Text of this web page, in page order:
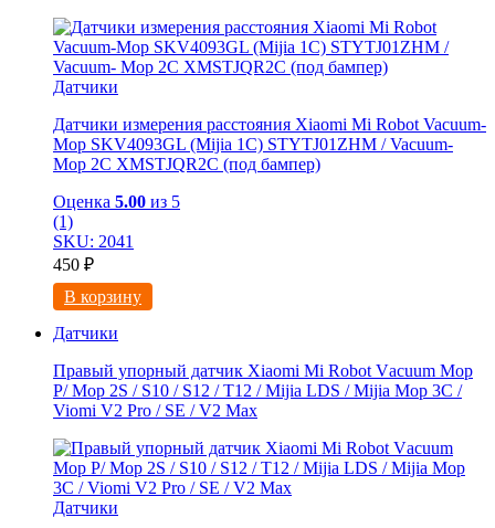
Датчики
Датчики измерения расстояния Xiaomi Mi Robot Vacuum-
Mop SKV4093GL (Mijia 1C) STYTJ01ZHM / Vacuum-
Mop 2C XMSTJQR2C (под бампер)
Оценка 5.00 из 5
(1)
SKU: 2041
450 ₽
В корзину
Датчики
Правый упорный датчик Xiaomi Мi Rоbоt Vаcuum Мoр
Р/ Мop 2S / S10 / S12 / Т12 / Мijiа LDS / Mijia Mop 3C /
Viоmi V2 Рrо / SE / V2 Мaх
Датчики